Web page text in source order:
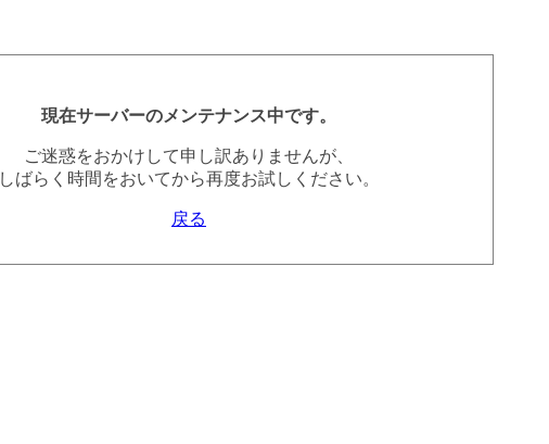
現在サーバーのメンテナンス中です。
ご迷惑をおかけして申し訳ありませんが、
しばらく時間をおいてから再度お試しください。
戻る